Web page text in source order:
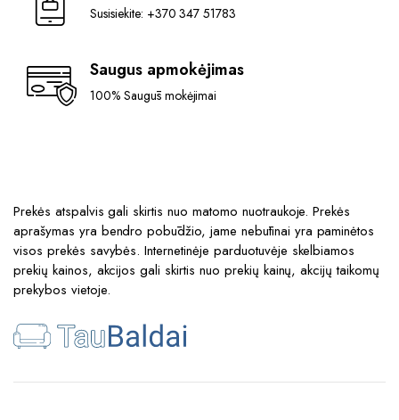
product
Susisiekite: +370 347 51783
Saugus apmokėjimas
100% Saugūs mokėjimai
Prekės atspalvis gali skirtis nuo matomo nuotraukoje. Prekės
aprašymas yra bendro pobūdžio, jame nebūtinai yra paminėtos
visos prekės savybės. Internetinėje parduotuvėje skelbiamos
prekių kainos, akcijos gali skirtis nuo prekių kainų, akcijų taikomų
prekybos vietoje.